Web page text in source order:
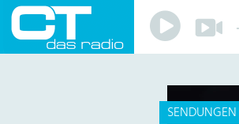
Play
SENDUNGEN